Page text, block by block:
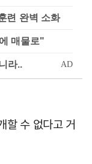
련 완벽 소화
매물로"
할 수 없다고 거